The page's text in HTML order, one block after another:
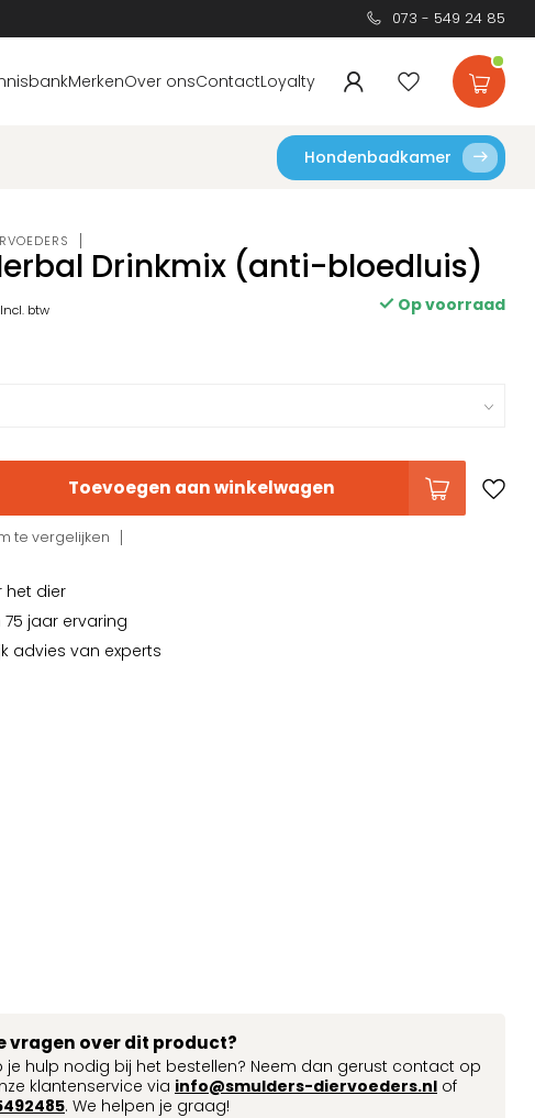
073 - 549 24 85
MerkenOver onsContactLoyalty
Hondenbadkamer
Drinkmix (anti-bloedluis)
Incl. btw Op voorraad
Toevoegen aan winkelwagen
te vergelijken
het dier
75 jaar ervaring
advies van experts
vragen over dit product?
je hulp nodig bij het bestellen? Neem dan gerust contact op
klantenservice via info@smulders-diervoeders.nl of
. We helpen je graag!